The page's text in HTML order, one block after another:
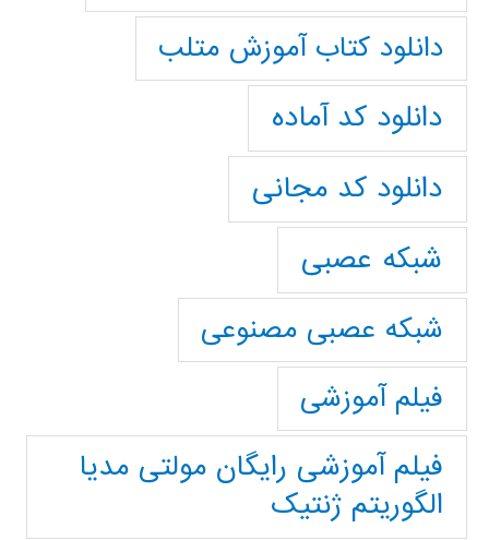
دانلود کتاب آموزش متلب
دانلود کد آماده
دانلود کد مجانی
شبکه عصبی
شبکه عصبی مصنوعی
فیلم آموزشی
فیلم آموزشی رایگان مولتی مدیا
الگوریتم ژنتیک